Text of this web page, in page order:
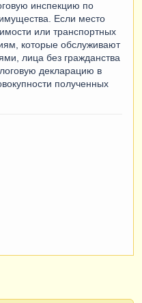
инспекцию по
Если место
или транспортных
которые обслуживают
лица без гражданства
декларацию в
полученных